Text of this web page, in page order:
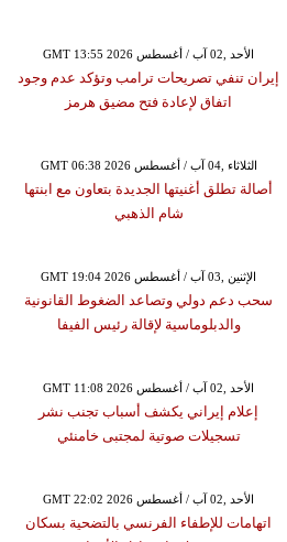
GMT 13:55 2026 الأحد ,02 آب / أغسطس
إيران تنفي تصريحات ترامب وتؤكد عدم وجود
اتفاق لإعادة فتح مضيق هرمز
GMT 06:38 2026 الثلاثاء ,04 آب / أغسطس
أصالة تطلق أغنيتها الجديدة بتعاون مع ابنتها
شام الذهبي
GMT 19:04 2026 الإثنين ,03 آب / أغسطس
سحب دعم دولي وتصاعد الضغوط القانونية
والدبلوماسية لإقالة رئيس الفيفا
GMT 11:08 2026 الأحد ,02 آب / أغسطس
إعلام إيراني يكشف أسباب تجنب نشر
تسجيلات صوتية لمجتبى خامنئي
GMT 22:02 2026 الأحد ,02 آب / أغسطس
اتهامات للإطفاء الفرنسي بالتضحية بسكان